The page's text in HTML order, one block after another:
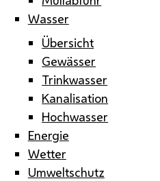
Wasser
Übersicht
Gewässer
Trinkwasser
Kanalisation
Hochwasser
Energie
Wetter
Umweltschutz